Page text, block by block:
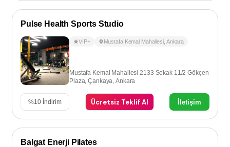
Pulse Health Sports Studio
VIP+ Mustafa Kemal Mahallesi Ankara
Mustafa Kemal Mahallesi 2133 Sokak 11/2 Gökçen
Plaza, Çankaya, Ankara
%10 İndirim Ücretsiz Teklif Al İletişim
Balgat Enerji Pilates